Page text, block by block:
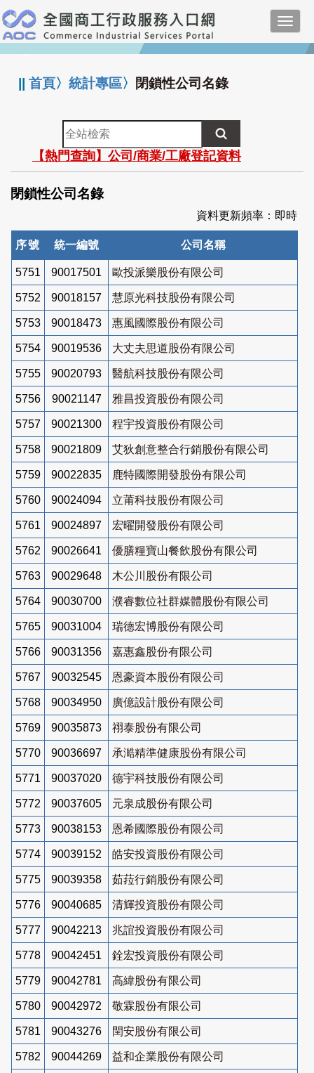
跳
到
主
要
:::
||首頁〉統計專區〉 閉鎖性公司名錄
全
站
檢
索
【熱門查詢】公司/商業/工廠登記資料
閉鎖性公司名錄
資料更新頻率：即時
序號 統一編號 公司名稱
5751 90017501 歐投派樂股份有限公司
5752 90018157 慧原光科技股份有限公司
5753 90018473 惠風國際股份有限公司
5754 90019536 大丈夫思道股份有限公司
5755 90020793 醫航科技股份有限公司
5756 90021147 雅昌投資股份有限公司
5757 90021300 程宇投資股份有限公司
5758 90021809 艾狄創意整合行銷股份有限公司
5759 90022835 鹿特國際開發股份有限公司
5760 90024094 立莆科技股份有限公司
5761 90024897 宏曜開發股份有限公司
5762 90026641 優膳糧寶山餐飲股份有限公司
5763 90029648 木公川股份有限公司
5764 90030700 濮睿數位社群媒體股份有限公司
5765 90031004 瑞德宏博股份有限公司
5766 90031356 嘉惠鑫股份有限公司
5767 90032545 恩豪資本股份有限公司
5768 90034950 廣億設計股份有限公司
5769 90035873 祤泰股份有限公司
5770 90036697 承澔精準健康股份有限公司
5771 90037020 德宇科技股份有限公司
5772 90037605 元泉成股份有限公司
5773 90038153 恩希國際股份有限公司
5774 90039152 皓安投資股份有限公司
5775 90039358 茹菈行銷股份有限公司
5776 90040685 清輝投資股份有限公司
5777 90042213 兆誼投資股份有限公司
5778 90042451 銓宏投資股份有限公司
5779 90042781 高緯股份有限公司
5780 90042972 敬霖股份有限公司
5781 90043276 閏安股份有限公司
5782 90044269 益和企業股份有限公司